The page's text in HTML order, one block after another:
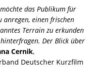
das Publikum für
anregen, einen frischen
Terrain zu erkunden
Der Blick über
Cernik,
Deutscher Kurzfilm